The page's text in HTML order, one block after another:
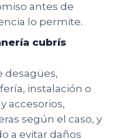
antes de
lo permite.
cubrís
desagües,
instalación o
accesorios,
según el caso, y
a evitar daños